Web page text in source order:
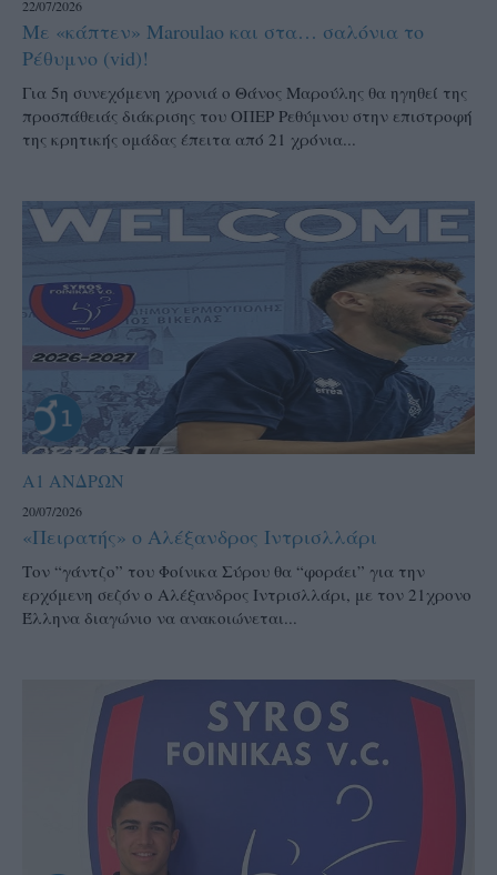
22/07/2026
Με «κάπτεν» Maroulao και στα… σαλόνια το
Ρέθυμνο (vid)!
Για 5η συνεχόμενη χρονιά ο Θάνος Μαρούλης θα ηγηθεί της
προσπάθειάς διάκρισης του ΟΠΕΡ Ρεθύμνου στην επιστροφή
της κρητικής ομάδας έπειτα από 21 χρόνια...
Α1 ΑΝΔΡΩΝ
20/07/2026
«Πειρατής» ο Αλέξανδρος Ιντρισλλάρι
Τον “γάντζο” του Φοίνικα Σύρου θα “φοράει” για την
ερχόμενη σεζόν ο Αλέξανδρος Ιντρισλλάρι, με τον 21χρονο
Έλληνα διαγώνιο να ανακοιώνεται...